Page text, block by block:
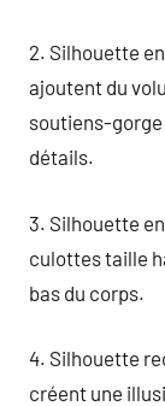
2. Silhouette
ajoutent du
soutiens-gorge
détails.
3. Silhouette
culottes taille
bas du corps.
4. Silhouette
créent une